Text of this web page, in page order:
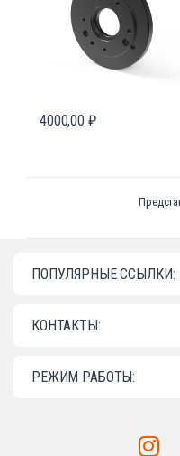
4000,00 ₽
ПОПУЛЯРНЫЕ ССЫЛКИ:
КОНТАКТЫ:
РЕЖИМ РАБОТЫ: